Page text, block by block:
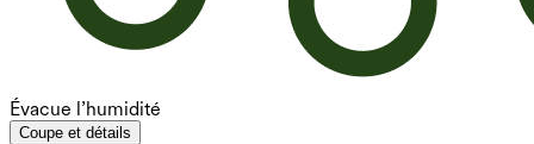
Évacue l’humidité
Coupe et détails